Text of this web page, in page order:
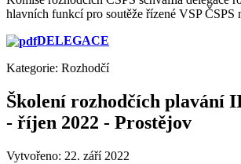
hlavních funkcí pro soutěže řízené VSP ČSPS
DELEGACE
Kategorie: Rozhodčí
Školení rozhodčích plavání
- říjen 2022 - Prostějov
Vytvořeno: 22. září 2022